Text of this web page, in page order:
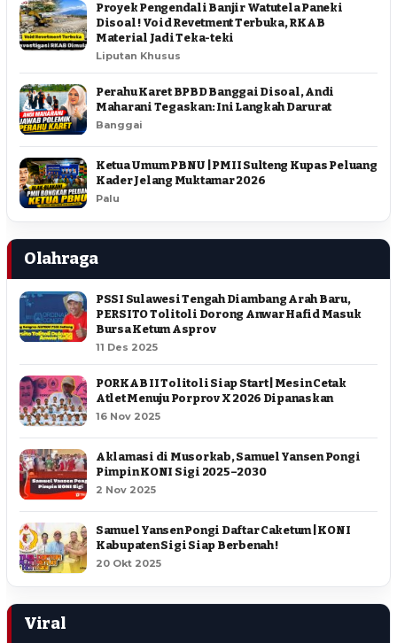
Proyek Pengendali Banjir Watutela Paneki
Disoal ! Void Revetment Terbuka, RKAB
Material Jadi Teka-teki
Liputan Khusus
Perahu Karet BPBD Banggai Disoal, Andi
Maharani Tegaskan: Ini Langkah Darurat
Banggai
Ketua Umum PBNU | PMII Sulteng Kupas Peluang
Kader Jelang Muktamar 2026
Palu
Olahraga
PSSI Sulawesi Tengah Diambang Arah Baru,
PERSITO Tolitoli Dorong Anwar Hafid Masuk
Bursa Ketum Asprov
11 Des 2025
PORKAB II Tolitoli Siap Start | Mesin Cetak
Atlet Menuju Porprov X 2026 Dipanaskan
16 Nov 2025
Aklamasi di Musorkab, Samuel Yansen Pongi
Pimpin KONI Sigi 2025–2030
2 Nov 2025
Samuel Yansen Pongi Daftar Caketum | KONI
Kabupaten Sigi Siap Berbenah !
20 Okt 2025
Viral